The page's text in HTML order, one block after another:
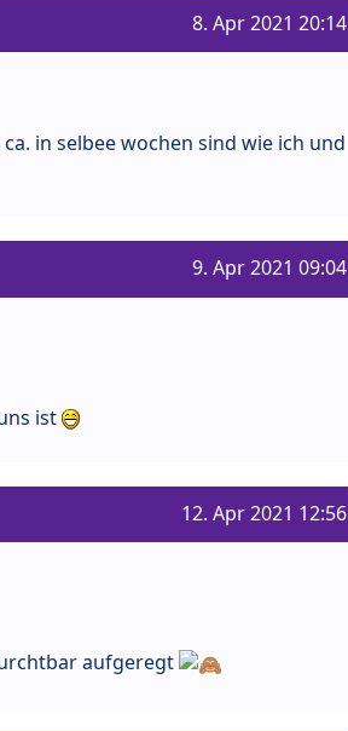
8. Apr 2021 20:14
in selbee wochen sind wie ich und
9. Apr 2021 09:04
ist
12. Apr 2021 12:56
aufgeregt